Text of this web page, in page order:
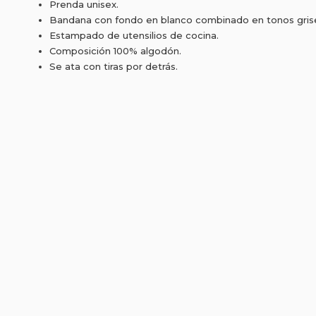
Prenda unisex.
Bandana con fondo en blanco combinado en tonos
Estampado de utensilios de cocina.
Composición 100% algodón.
Se ata con tiras por detrás.